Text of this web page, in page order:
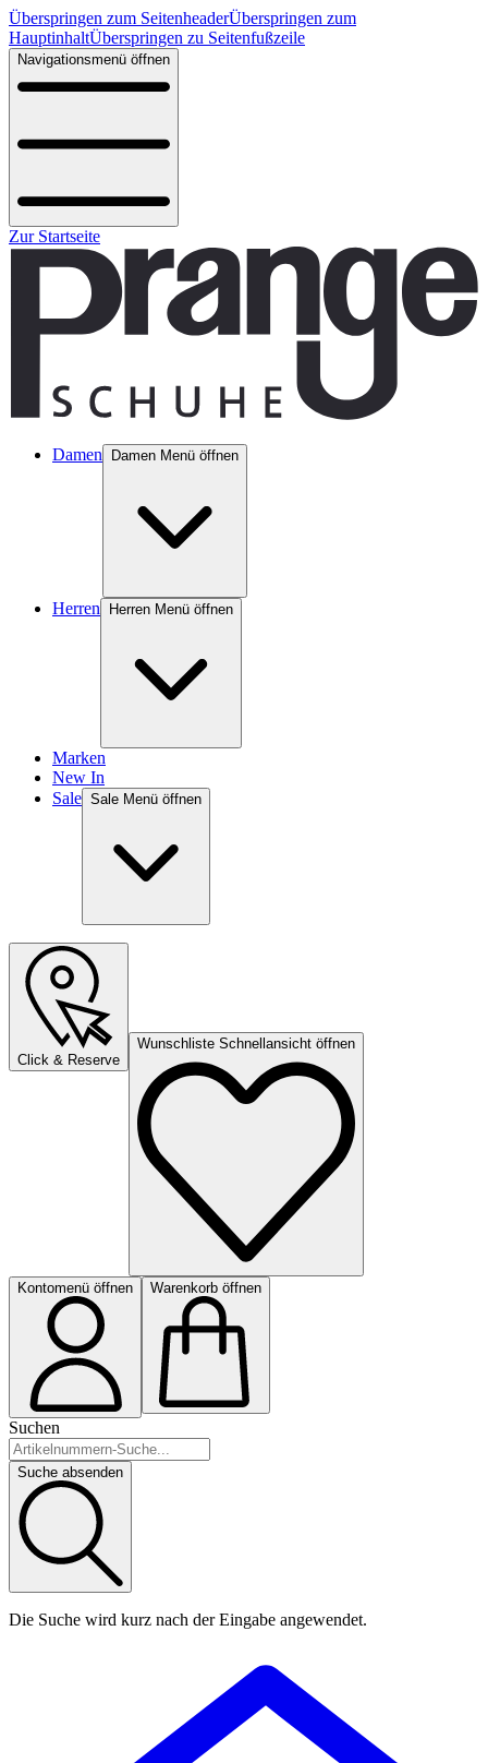
Überspringen zum SeitenheaderÜberspringen zum
HauptinhaltÜberspringen zu Seitenfußzeile
Navigationsmenü öffnen
Zur Startseite
Damen Damen Menü öffnen
Herren Herren Menü öffnen
Marken
New In
Sale Sale Menü öffnen
Click & Reserve
Wunschliste Schnellansicht öffnen
Kontomenü öffnen Warenkorb öffnen
Suchen
Suche absenden
Die Suche wird kurz nach der Eingabe angewendet.